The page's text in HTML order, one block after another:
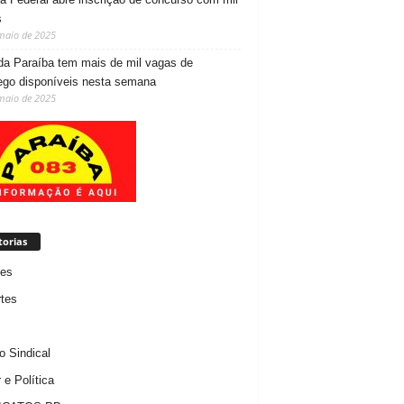
de 2025
Paraíba tem mais de mil vagas de
disponíveis nesta semana
de 2025
Sindical
e Política